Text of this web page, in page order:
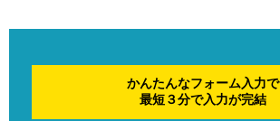
かんたんなフォーム入力で
最短３分で入力が完結